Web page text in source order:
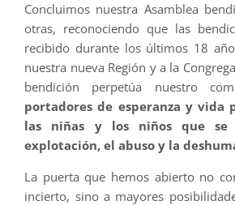
Concluimos nuestra Asamblea
otras, reconociendo que las
recibido durante los últimos 18
nuestra nueva Región y a la
bendición perpetúa nuestro
portadores de esperanza y vida
las niñas y los niños que
explotación, el abuso y la
La puerta que hemos abierto no
incierto, sino a mayores